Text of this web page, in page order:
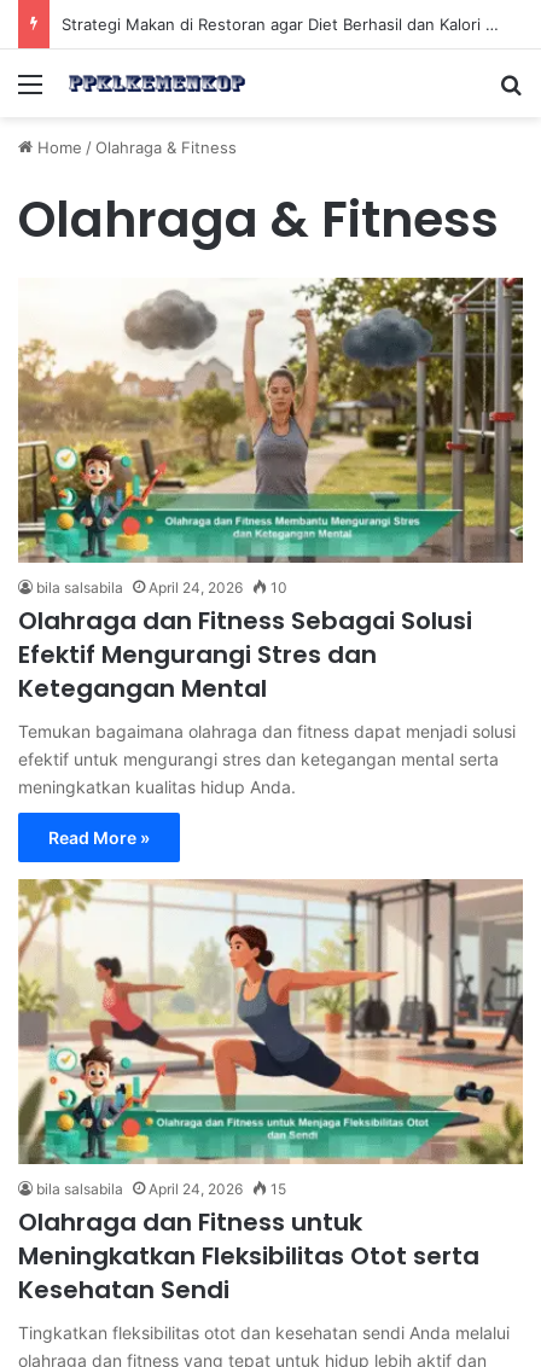
Strategi Makan di Restoran agar Diet Berhasil dan Kalori Tetap Terkontrol
Menu
Home /Olahraga & Fitness
Olahraga & Fitness
bila salsabila April 24, 2026 10
Olahraga dan Fitness Sebagai Solusi
Efektif Mengurangi Stres dan
Ketegangan Mental
Temukan bagaimana olahraga dan fitness dapat menjadi solusi
efektif untuk mengurangi stres dan ketegangan mental serta
meningkatkan kualitas hidup Anda.
Read More »
bila salsabila April 24, 2026 15
Olahraga dan Fitness untuk
Meningkatkan Fleksibilitas Otot serta
Kesehatan Sendi
Tingkatkan fleksibilitas otot dan kesehatan sendi Anda melalui
olahraga dan fitness yang tepat untuk hidup lebih aktif dan